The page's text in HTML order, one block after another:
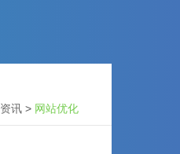
资讯 > 网站优化